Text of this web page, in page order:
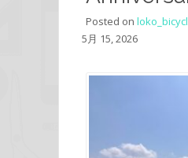
Posted on
5月 15, 2026